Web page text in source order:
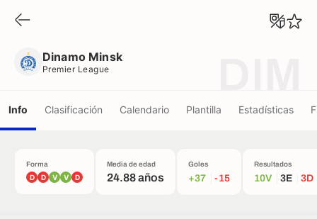
Dinamo Minsk
Premier League
Info Clasificación Calendario Plantilla Estadísticas
Forma
D D V V D
Media de edad
24.88 años
Goles
+37 -15
Resultados
10V 3E 3D